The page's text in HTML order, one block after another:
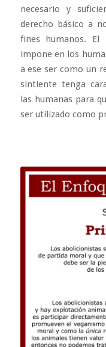
necesario y
derecho básico a
fines humanos. El
impone en los
a ese ser como un
sintiente tenga
las humanas para
ser utilizado como